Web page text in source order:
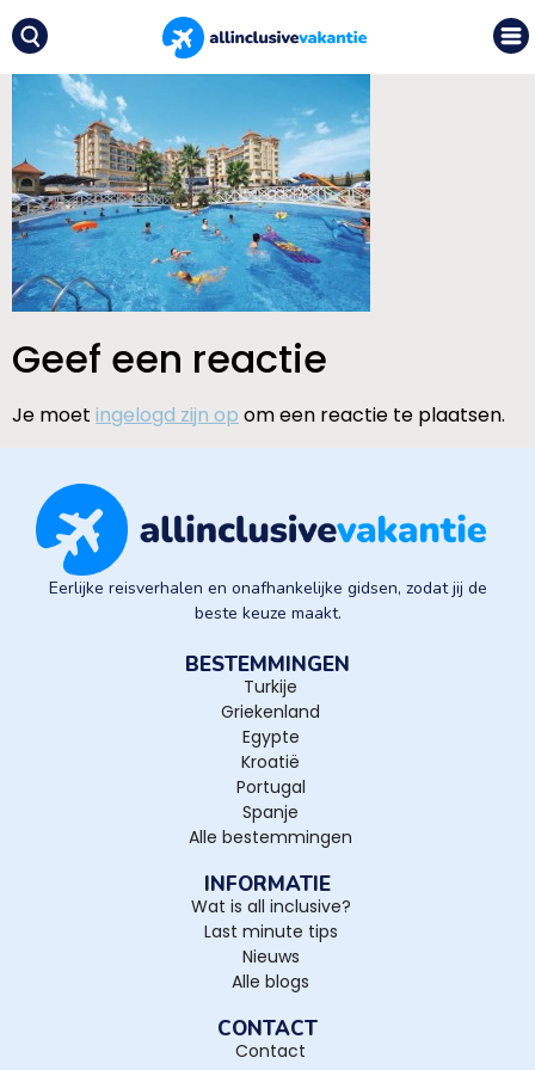
Geef een reactie
Je moet ingelogd zijn op om een reactie te plaatsen.
Eerlijke reisverhalen en onafhankelijke gidsen, zodat jij de
beste keuze maakt.
BESTEMMINGEN
Turkije
Griekenland
Egypte
Kroatië
Portugal
Spanje
Alle bestemmingen
INFORMATIE
Wat is all inclusive?
Last minute tips
Nieuws
Alle blogs
CONTACT
Contact